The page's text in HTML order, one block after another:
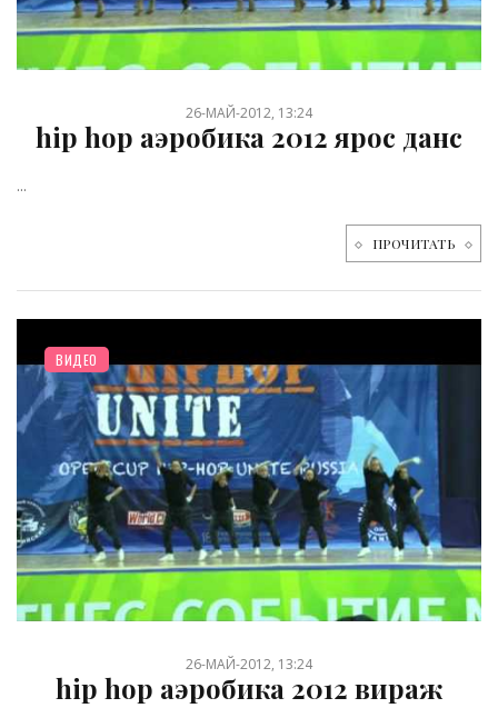
26-МАЙ-2012, 13:24
hip hop аэробика 2012 ярос данс
...
ПРОЧИТАТЬ
ВИДЕО
26-МАЙ-2012, 13:24
hip hop аэробика 2012 вираж